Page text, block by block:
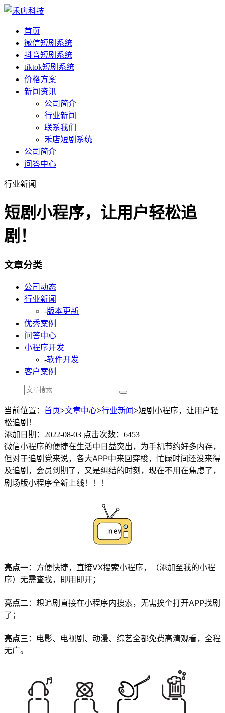
首页
微信短剧系统
抖音短剧系统
tiktok短剧系统
价格方案
新闻资讯
公司简介
行业新闻
联系我们
禾店短剧系统
公司简介
问答中心
行业新闻
短剧小程序，让用户轻松追
剧！
文章分类
公司动态
行业新闻
-版本更新
优秀案例
问答中心
小程序开发
-软件开发
客户案例
当前位置： 首页>文章中心>行业新闻>短剧小程序，让用户轻
松追剧！
添加日期：2022-08-03 点击次数：6453
微信小程序的便捷在生活中日益突出，为手机节约好多内存，
但对于追剧党来说，各大APP中来回穿梭，忙碌时间还没来得
及追剧，会员到期了，又是纠结的时刻，现在不用在焦虑了，
剧场版小程序全新上线！！！
亮点一：方便快捷，直接VX搜索小程序，（添加至我的小程
序）无需查找，即用即开；
亮点二：想追剧直接在小程序内搜索，无需挨个打开APP找剧
了；
亮点三 ：电影、电视剧、动漫、综艺全都免费高清观看，全程
无广。